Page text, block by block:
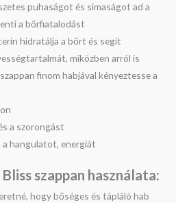
puhaságot és simaságot ad a
a bőrfiatalodást
hidratálja a bőrt és segít
miközben arról is
finom habjával kényeztesse a
a szorongást
hangulatot, energiát
szappan használata:
hogy bőséges és tápláló hab